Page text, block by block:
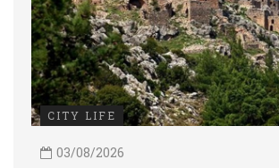
CITY LIFE
03/08/2026